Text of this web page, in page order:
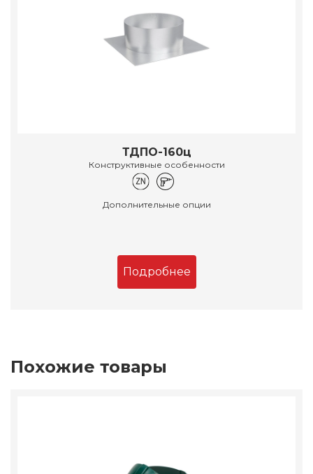
ТДПО-160ц
Конструктивные особенности
Дополнительные опции
Подробнее
Похожие товары